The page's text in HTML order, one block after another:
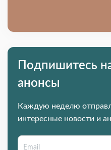
Подпишитесь
анонсы
Каждую неделю
интересные новости и